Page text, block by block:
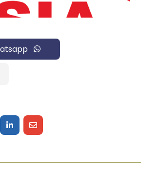
on WhatsApp
Share on LinkedIn
Share on Mail